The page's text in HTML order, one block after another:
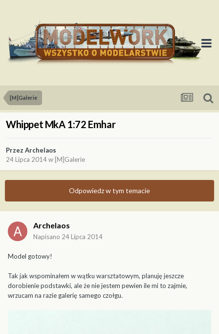
[M]Galerie
Whippet MkA 1:72 Emhar
Przez Archelaos
24 Lipca 2014w [M]Galerie
Odpowiedz w tym temacie
Archelaos
Napisano 24 Lipca 2014
Model gotowy!
Tak jak wspominałem w wątku warsztatowym, planuję jeszcze
dorobienie podstawki, ale że nie jestem pewien ile mi to zajmie,
wrzucam na razie galerię samego czołgu.